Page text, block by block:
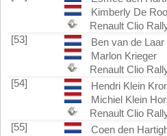
Kimberly De
Renault Clio
[53]
Ben van de Laar
Marlon Krieger
Renault Clio
[54]
Hendri Klein
Michiel Klein
Renault Clio
[55]
Coen den